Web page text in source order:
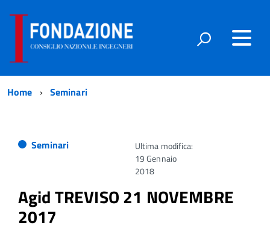
Home Seminari
Seminari
Ultima modifica:
19 Gennaio
2018
Agid TREVISO 21 NOVEMBRE
2017